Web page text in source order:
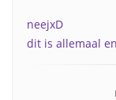
neejxD
dit is allemaal